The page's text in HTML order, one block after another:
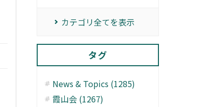
カテゴリ全てを表示
タグ
News & Topics (1285)
霞山会 (1267)